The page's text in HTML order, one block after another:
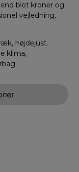
blot kroner og
vejledning,
højdejust.
klima,